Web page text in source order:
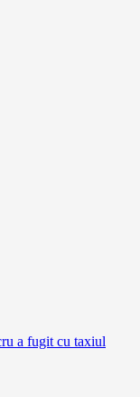
a fugit cu taxiul